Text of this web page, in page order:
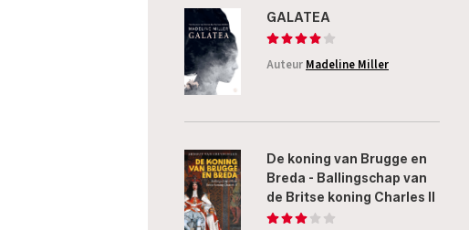
GALATEA
Auteur Madeline Miller
De koning van Brugge en
Breda - Ballingschap van
de Britse koning Charles II